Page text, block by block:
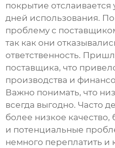
покрытие
дней использования.
проблему с
так как они
ответственность.
поставщика, что
производства и
Важно понимать, что
всегда выгодно. Часто
более низкое
и потенциальные
немного переплатить и